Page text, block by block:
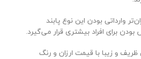
وارداتی بودن این نوع پابند
برای افراد بیشتری قرار می‌گیرد.
ظریف و زیبا با قیمت ارزان و رنگ